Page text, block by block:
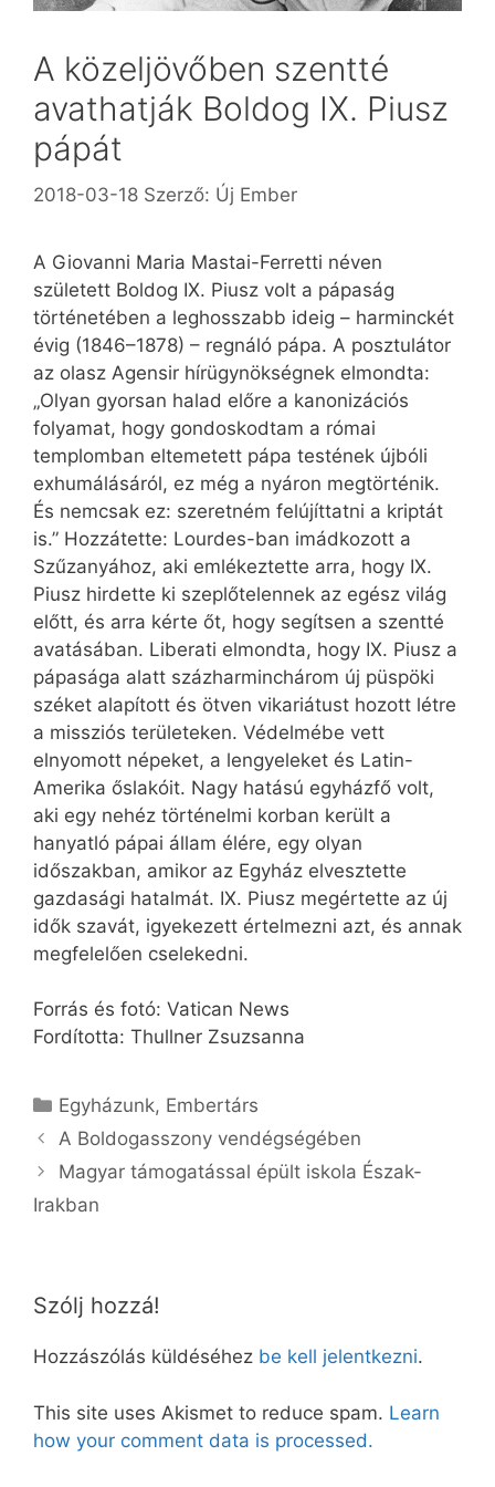
A közeljövőben szentté
avathatják Boldog IX. Piusz
pápát
2018-03-18 Szerző: Új Ember
A Giovanni Maria Mastai-Ferretti néven
született Boldog IX. Piusz volt a pápaság
történetében a leghosszabb ideig – harminckét
évig (1846–1878) – regnáló pápa. A posztulátor
az olasz Agensir hírügynökségnek elmondta:
„Olyan gyorsan halad előre a kanonizációs
folyamat, hogy gondoskodtam a római
templomban eltemetett pápa testének újbóli
exhumálásáról, ez még a nyáron megtörténik.
És nemcsak ez: szeretném felújíttatni a kriptát
is.” Hozzátette: Lourdes-ban imádkozott a
Szűzanyához, aki emlékeztette arra, hogy IX.
Piusz hirdette ki szeplőtelennek az egész világ
előtt, és arra kérte őt, hogy segítsen a szentté
avatásában. Liberati elmondta, hogy IX. Piusz a
pápasága alatt százharminchárom új püspöki
széket alapított és ötven vikariátust hozott létre
a missziós területeken. Védelmébe vett
elnyomott népeket, a lengyeleket és Latin-
Amerika őslakóit. Nagy hatású egyházfő volt,
aki egy nehéz történelmi korban került a
hanyatló pápai állam élére, egy olyan
időszakban, amikor az Egyház elvesztette
gazdasági hatalmát. IX. Piusz megértette az új
idők szavát, igyekezett értelmezni azt, és annak
megfelelően cselekedni.
Forrás és fotó: Vatican News
Fordította: Thullner Zsuzsanna
Kategória
Egyházunk, Embertárs
A Boldogasszony vendégségében
Magyar támogatással épült iskola Észak-
Irakban
Szólj hozzá!
Hozzászólás küldéséhez be kell jelentkezni.
This site uses Akismet to reduce spam. Learn
how your comment data is processed.